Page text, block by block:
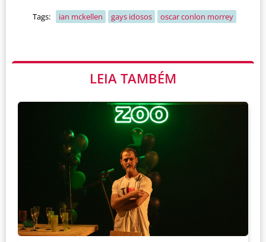
Tags: ian mckellen gays idosos oscar conlon morrey
LEIA TAMBÉM